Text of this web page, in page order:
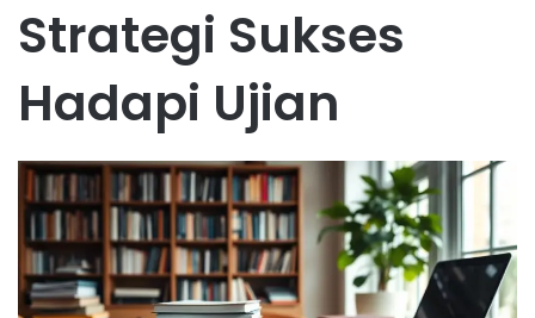
Strategi Sukses
Hadapi Ujian